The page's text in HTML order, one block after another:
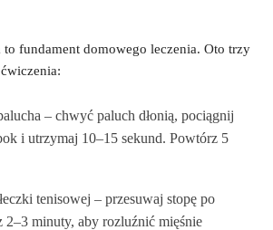
to fundament domowego leczenia. Oto trzy
– chwyć paluch dłonią, pociągnij
i utrzymaj 10–15 sekund. Powtórz 5
tenisowej – przesuwaj stopę po
2–3 minuty, aby rozluźnić mięśnie